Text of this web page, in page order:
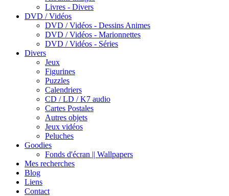
Livres - Divers
DVD / Vidéos
DVD / Vidéos - Dessins Animes
DVD / Vidéos - Marionnettes
DVD / Vidéos - Séries
Divers
Jeux
Figurines
Puzzles
Calendriers
CD / LD / K7 audio
Cartes Postales
Autres objets
Jeux vidéos
Peluches
Goodies
Fonds d'écran || Wallpapers
Mes recherches
Blog
Liens
Contact